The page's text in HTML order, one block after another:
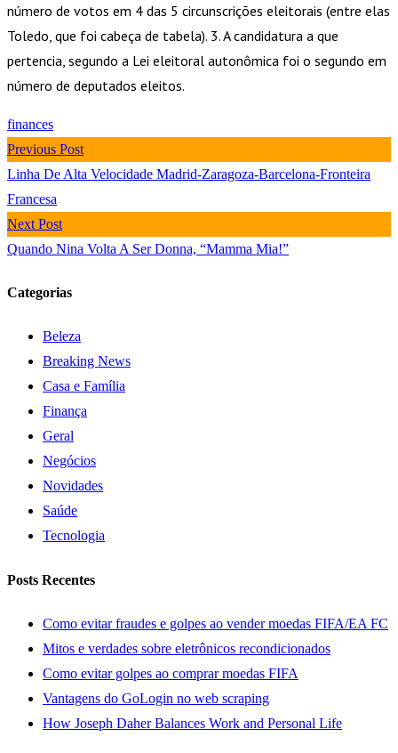
número de votos em 4 das 5 circunscrições eleitorais (entre elas
Toledo, que foi cabeça de tabela). 3. A candidatura a que
pertencia, segundo a Lei eleitoral autonômica foi o segundo em
número de deputados eleitos.
finances
Previous Post
Linha De Alta Velocidade Madrid-Zaragoza-Barcelona-Fronteira
Francesa
Next Post
Quando Nina Volta A Ser Donna, “Mamma Mia!”
Categorias
Beleza
Breaking News
Casa e Família
Finança
Geral
Negócios
Novidades
Saúde
Tecnologia
Posts Recentes
Como evitar fraudes e golpes ao vender moedas FIFA/EA FC
Mitos e verdades sobre eletrônicos recondicionados
Como evitar golpes ao comprar moedas FIFA
Vantagens do GoLogin no web scraping
How Joseph Daher Balances Work and Personal Life